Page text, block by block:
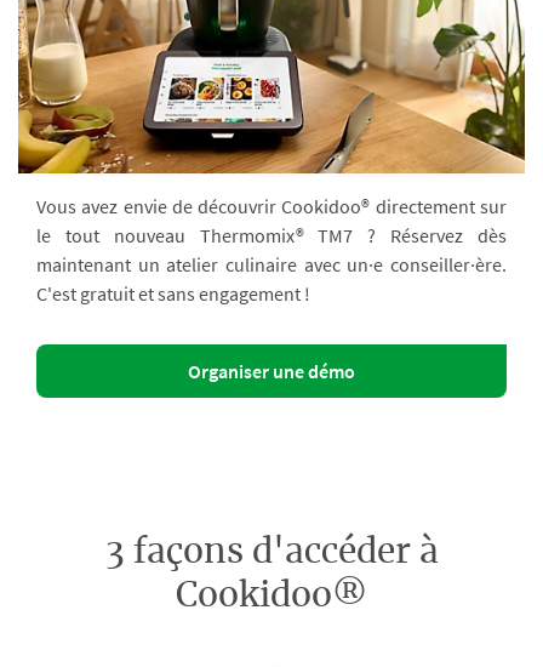
Vous avez envie de découvrir Cookidoo® directement sur
le tout nouveau Thermomix® TM7 ? Réservez dès
maintenant un atelier culinaire avec un·e conseiller·ère.
C'est gratuit et sans engagement !
Organiser une démo
3 façons d'accéder à
Cookidoo®